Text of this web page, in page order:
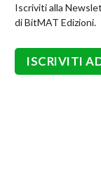
Iscriviti alla
di BitMAT Edizioni.